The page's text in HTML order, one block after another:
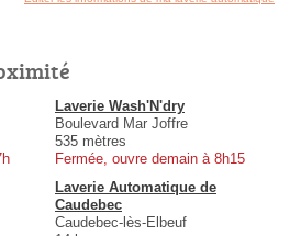
Laverie Wash'N'dry
Boulevard Mar Joffre
535 mètres
Fermée, ouvre demain à 8h15
Laverie Automatique de
Caudebec
Caudebec-lès-Elbeuf